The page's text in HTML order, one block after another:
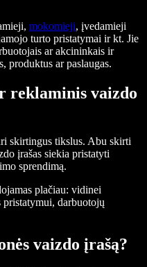
mokomieji, įvedamieji
turto pristatymai ir kt. Jie
ar akcininkais ir
produktus ar paslaugas.
reklaminis vaizdo
skirtingus tikslus. Abu skirti
įrašas siekia pristatyti
sprendimą.
plačiau: vidinei
darbuotojų
vaizdo įrašą?